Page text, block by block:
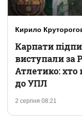
Кирило
2 серпня 08:21
Карпати
виступали за
Атлетико: хто
до УПЛ